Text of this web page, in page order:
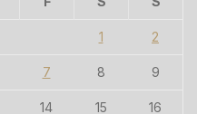
1 2
7 8 9
14 15 16